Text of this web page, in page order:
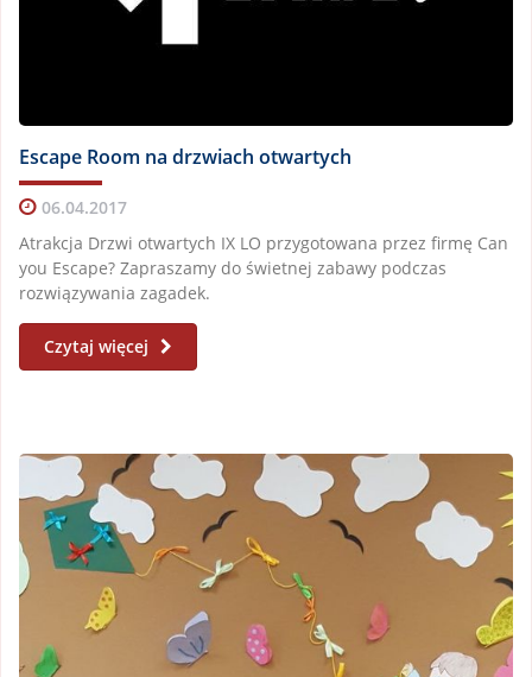
Escape Room na drzwiach otwartych
06.04.2017
Atrakcja Drzwi otwartych IX LO przygotowana przez firmę Can
you Escape? Zapraszamy do świetnej zabawy podczas
rozwiązywania zagadek.
Czytaj więcej